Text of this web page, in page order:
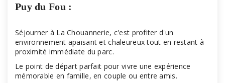
Puy du Fou :
Séjourner à La Chouannerie, c'est profiter d'un
environnement apaisant et chaleureux tout en restant à
proximité immédiate du parc.
Le point de départ parfait pour vivre une expérience
mémorable en famille, en couple ou entre amis.